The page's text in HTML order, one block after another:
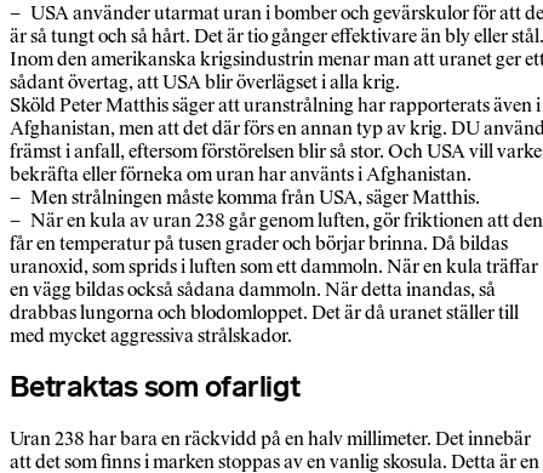
– USA använder utarmat uran i bomber och gevärskulor för att
är så tungt och så hårt. Det är tio gånger effektivare än bly eller stål.
Inom den amerikanska krigsindustrin menar man att uranet ger
sådant övertag, att USA blir överlägset i alla krig.
Sköld Peter Matthis säger att uranstrålning har rapporterats även i
Afghanistan, men att det där förs en annan typ av krig. DU
främst i anfall, eftersom förstörelsen blir så stor. Och USA vill
bekräfta eller förneka om uran har använts i Afghanistan.
– Men strålningen måste komma från USA, säger Matthis.
– När en kula av uran 238 går genom luften, gör friktionen att den
får en temperatur på tusen grader och börjar brinna. Då bildas
uranoxid, som sprids i luften som ett dammoln. När en kula träffar
en vägg bildas också sådana dammoln. När detta inandas, så
drabbas lungorna och blodomloppet. Det är då uranet ställer till
med mycket aggressiva strålskador.
Betraktas som ofarligt
Uran 238 har bara en räckvidd på en halv millimeter. Det innebär
att det som finns i marken stoppas av en vanlig skosula. Detta är en